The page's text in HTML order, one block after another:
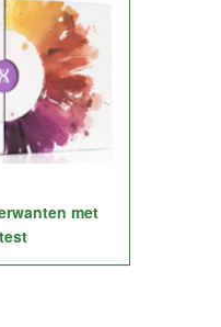
met